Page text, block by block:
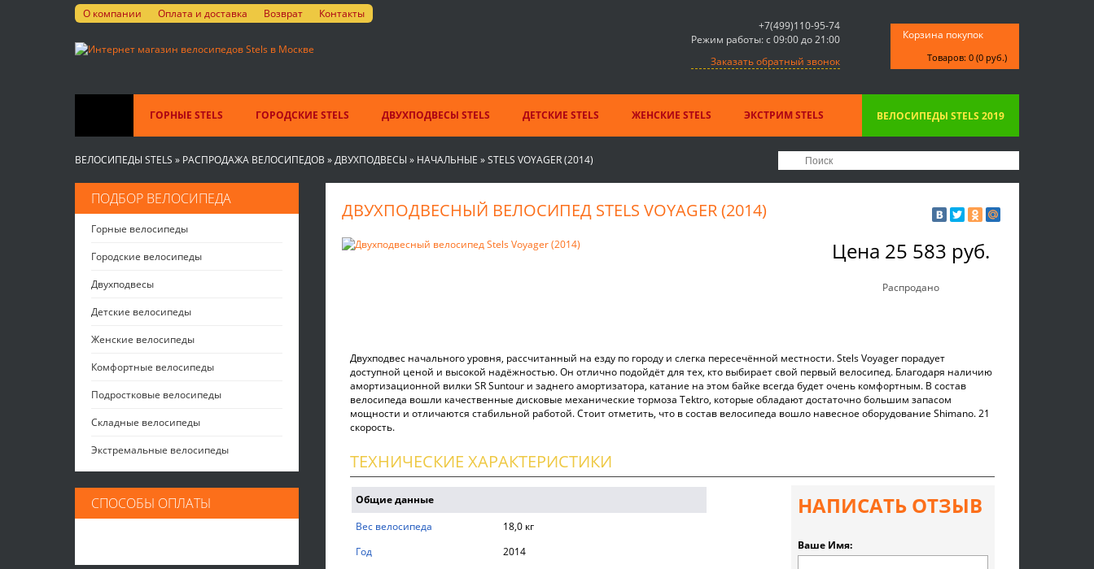
Корзина покупок
Товаров: 0 (0 руб.)
+7(499)110-95-74
Режим работы: с 09:00 до 21:00
Заказать обратный звонок
О компании Оплата и доставка Возврат Контакты
ГОРНЫЕ STELS ГОРОДСКИЕ STELS ДВУХПОДВЕСЫ STELS ДЕТСКИЕ STELS ЖЕНСКИЕ STELS ЭКСТРИМ STELS ВЕЛОСИПЕДЫ STELS 2019
ВЕЛОСИПЕДЫ STELS » РАСПРОДАЖА ВЕЛОСИПЕДОВ »ДВУХПОДВЕСЫ » НАЧАЛЬНЫЕ »STELS VOYAGER (2014)
ПОДБОР ВЕЛОСИПЕДА
Горные велосипеды
Городские велосипеды
Двухподвесы
Детские велосипеды
Женские велосипеды
Комфортные велосипеды
Подростковые велосипеды
Складные велосипеды
Экстремальные велосипеды
СПОСОБЫ ОПЛАТЫ
ДВУХПОДВЕСНЫЙ ВЕЛОСИПЕД STELS VOYAGER (2014)
Цена 25 583 руб.
Распродано
Двухподвес начального уровня, рассчитанный на езду по городу и слегка пересечённой местности. Stels Voyager порадует
доступной ценой и высокой надёжностью. Он отлично подойдёт для тех, кто выбирает свой первый велосипед. Благодаря наличию
амортизационной вилки SR Suntour и заднего амортизатора, катание на этом байке всегда будет очень комфортным. В состав
велосипеда вошли качественные дисковые механические тормоза Tektro, которые обладают достаточно большим запасом
мощности и отличаются стабильной работой. Стоит отметить, что в состав велосипеда вошло навесное оборудование Shimano. 21
скорость.
ТЕХНИЧЕСКИЕ ХАРАКТЕРИСТИКИ
Общие данные
Вес велосипеда
18,0 кг
Год
2014
НАПИСАТЬ ОТЗЫВ
Ваше Имя: